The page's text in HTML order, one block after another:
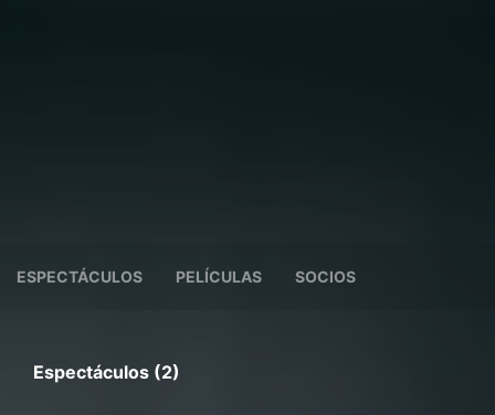
ESPECTÁCULOS PELÍCULAS SOCIOS
Espectáculos (2)